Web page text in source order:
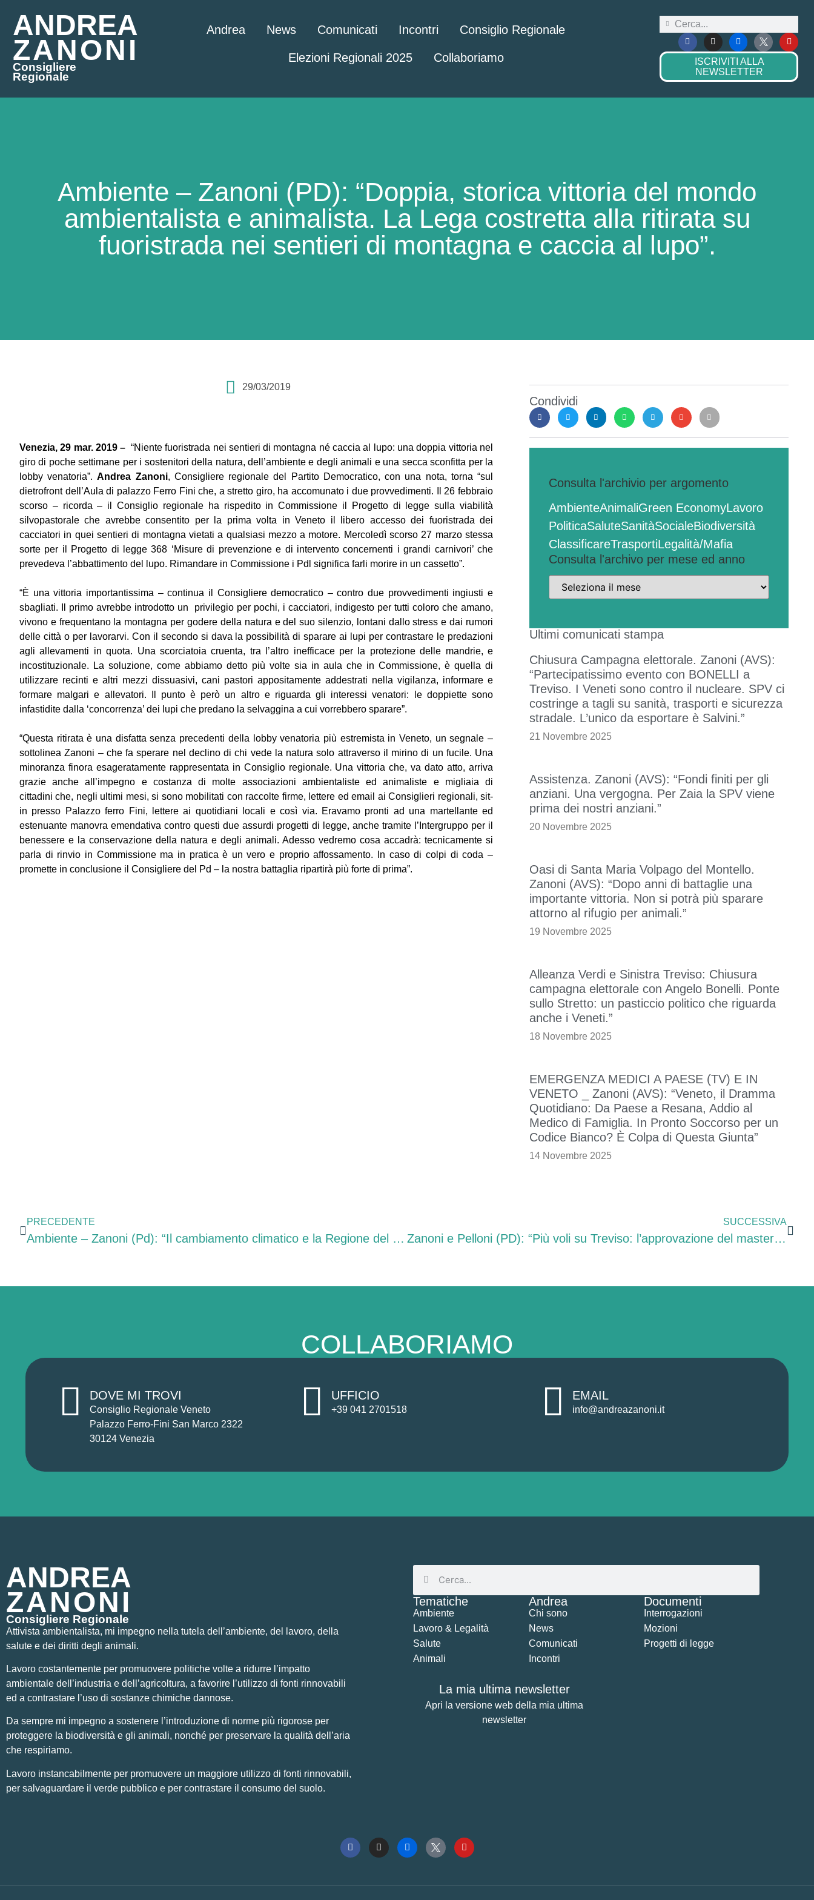
ANDREA
ZANONI
Consigliere
Regionale
Andrea News Comunicati Incontri Consiglio Regionale
Elezioni Regionali 2025 Collaboriamo
ISCRIVITI ALLA
NEWSLETTER
Ambiente – Zanoni (PD): “Doppia, storica vittoria del mondo
ambientalista e animalista. La Lega costretta alla ritirata su
fuoristrada nei sentieri di montagna e caccia al lupo”.
29/03/2019
Venezia, 29 mar. 2019 – “Niente fuoristrada nei sentieri di montagna né caccia al lupo: una doppia vittoria nel
giro di poche settimane per i sostenitori della natura, dell’ambiente e degli animali e una secca sconfitta per la
lobby venatoria”.Andrea Zanoni, Consigliere regionale del Partito Democratico, con una nota, torna “sul
dietrofront dell’Aula di palazzo Ferro Fini che, a stretto giro, ha accomunato i due provvedimenti. Il 26 febbraio
scorso – ricorda – il Consiglio regionale ha rispedito in Commissione il Progetto di legge sulla viabilità
silvopastorale che avrebbe consentito per la prima volta in Veneto il libero accesso dei fuoristrada dei
cacciatori in quei sentieri di montagna vietati a qualsiasi mezzo a motore. Mercoledì scorso 27 marzo stessa
sorte per il Progetto di legge 368 ‘Misure di prevenzione e di intervento concernenti i grandi carnivori’ che
prevedeva l’abbattimento del lupo. Rimandare in Commissione i Pdl significa farli morire in un cassetto”.
“È una vittoria importantissima – continua il Consigliere democratico – contro due provvedimenti ingiusti e
sbagliati. Il primo avrebbe introdotto un privilegio per pochi, i cacciatori, indigesto per tutti coloro che amano,
vivono e frequentano la montagna per godere della natura e del suo silenzio, lontani dallo stress e dai rumori
delle città o per lavorarvi. Con il secondo si dava la possibilità di sparare ai lupi per contrastare le predazioni
agli allevamenti in quota. Una scorciatoia cruenta, tra l’altro inefficace per la protezione delle mandrie, e
incostituzionale. La soluzione, come abbiamo detto più volte sia in aula che in Commissione, è quella di
utilizzare recinti e altri mezzi dissuasivi, cani pastori appositamente addestrati nella vigilanza, informare e
formare malgari e allevatori. Il punto è però un altro e riguarda gli interessi venatori: le doppiette sono
infastidite dalla ‘concorrenza’ dei lupi che predano la selvaggina a cui vorrebbero sparare”.
“Questa ritirata è una disfatta senza precedenti della lobby venatoria più estremista in Veneto, un segnale –
sottolinea Zanoni – che fa sperare nel declino di chi vede la natura solo attraverso il mirino di un fucile. Una
minoranza finora esageratamente rappresentata in Consiglio regionale. Una vittoria che, va dato atto, arriva
grazie anche all’impegno e costanza di molte associazioni ambientaliste ed animaliste e migliaia di
cittadini che, negli ultimi mesi, si sono mobilitati con raccolte firme, lettere ed email ai Consiglieri regionali, sit-
in presso Palazzo ferro Fini, lettere ai quotidiani locali e così via. Eravamo pronti ad una martellante ed
estenuante manovra emendativa contro questi due assurdi progetti di legge, anche tramite l’Intergruppo per il
benessere e la conservazione della natura e degli animali. Adesso vedremo cosa accadrà: tecnicamente si
parla di rinvio in Commissione ma in pratica è un vero e proprio affossamento. In caso di colpi di coda –
promette in conclusione il Consigliere del Pd – la nostra battaglia ripartirà più forte di prima”.
Condividi
Consulta l'archivio per argomento
AmbienteAnimaliGreen EconomyLavoro
PoliticaSaluteSanitàSocialeBiodiversità
ClassificareTrasportiLegalità/Mafia
Consulta l'archivo per mese ed anno
Ultimi comunicati stampa
Chiusura Campagna elettorale. Zanoni (AVS):
“Partecipatissimo evento con BONELLI a
Treviso. I Veneti sono contro il nucleare. SPV ci
costringe a tagli su sanità, trasporti e sicurezza
stradale. L’unico da esportare è Salvini.”
21 Novembre 2025
Assistenza. Zanoni (AVS): “Fondi finiti per gli
anziani. Una vergogna. Per Zaia la SPV viene
prima dei nostri anziani.”
20 Novembre 2025
Oasi di Santa Maria Volpago del Montello.
Zanoni (AVS): “Dopo anni di battaglie una
importante vittoria. Non si potrà più sparare
attorno al rifugio per animali.”
19 Novembre 2025
Alleanza Verdi e Sinistra Treviso: Chiusura
campagna elettorale con Angelo Bonelli. Ponte
sullo Stretto: un pasticcio politico che riguarda
anche i Veneti.”
18 Novembre 2025
EMERGENZA MEDICI A PAESE (TV) E IN
VENETO _ Zanoni (AVS): “Veneto, il Dramma
Quotidiano: Da Paese a Resana, Addio al
Medico di Famiglia. In Pronto Soccorso per un
Codice Bianco? È Colpa di Questa Giunta”
14 Novembre 2025
PRECEDENTE
Ambiente – Zanoni (Pd): “Il cambiamento climatico e la Regione del Veneto al centro dell’incontro di lunedì sera ad Altivole”
SUCCESSIVA
Zanoni e Pelloni (PD): “Più voli su Treviso: l’approvazione del masterplan del Canova è una doccia fredda per i cittadini. Dal M5S ancora una volta tante promesse e zero fatti”
COLLABORIAMO
DOVE MI TROVI
Consiglio Regionale Veneto
Palazzo Ferro-Fini San Marco 2322
30124 Venezia
UFFICIO
+39 041 2701518
EMAIL
info@andreazanoni.it
ANDREA
ZANONI
Consigliere Regionale
Attivista ambientalista, mi impegno nella tutela dell’ambiente, del lavoro, della
salute e dei diritti degli animali.
Lavoro costantemente per promuovere politiche volte a ridurre l’impatto
ambientale dell’industria e dell’agricoltura, a favorire l’utilizzo di fonti rinnovabili
ed a contrastare l’uso di sostanze chimiche dannose.
Da sempre mi impegno a sostenere l’introduzione di norme più rigorose per
proteggere la biodiversità e gli animali, nonché per preservare la qualità dell’aria
che respiriamo.
Lavoro instancabilmente per promuovere un maggiore utilizzo di fonti rinnovabili,
per salvaguardare il verde pubblico e per contrastare il consumo del suolo.
Tematiche
Ambiente
Lavoro & Legalità
Salute
Animali
Andrea
Chi sono
News
Comunicati
Incontri
Documenti
Interrogazioni
Mozioni
Progetti di legge
La mia ultima newsletter
Apri la versione web della mia ultima
newsletter